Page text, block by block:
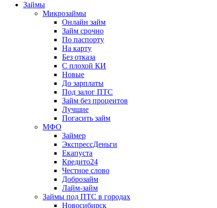
Займы
Микрозаймы
Онлайн займ
Займ срочно
По паспорту
На карту
Без отказа
С плохой КИ
Новые
До зарплаты
Под залог ПТС
Займ без процентов
Лучшие
Погасить займ
МФО
Займер
ЭкспрессДеньги
Екапуста
Кредито24
Честное слово
Доброзайм
Лайм-займ
Займы под ПТС в городах
Новосибирск